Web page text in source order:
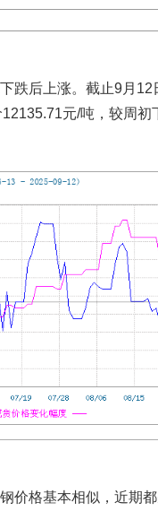
后上涨。截止9月12
元/吨，较周初
格基本相似，近期都